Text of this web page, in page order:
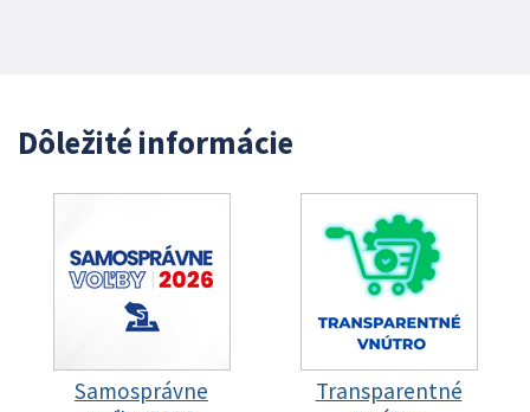
Dôležité informácie
Samosprávne
Transparentné